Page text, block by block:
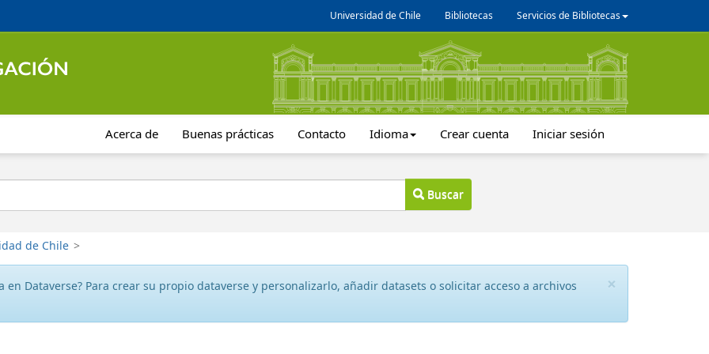
Universidad de Chile Bibliotecas Servicios de Bibliotecas
Acerca de Buenas prácticas Contacto Idioma Crear cuenta Iniciar sesión
Buscar
de Chile >
×
en Dataverse? Para crear su propio dataverse y personalizarlo, añadir datasets o solicitar acceso a archivos